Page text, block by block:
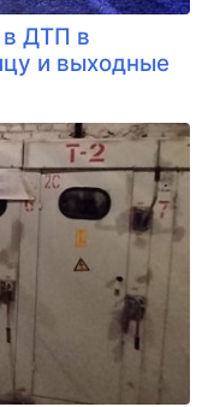
в ДТП в
и выходные